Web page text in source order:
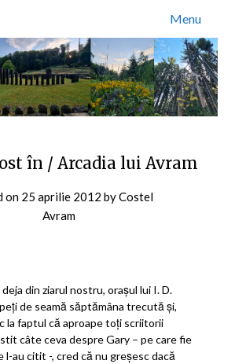
Menu
în / Arcadia lui Avram
on 25 aprilie 2012 byCostel
Avram
din ziarul nostru, oraşul lui I. D.
de seamă săptămâna trecută şi,
la faptul că aproape toţi scriitorii
câte ceva despre Gary – pe care fie
l-au citit -, cred că nu greşesc dacă